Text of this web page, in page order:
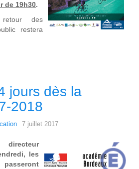
de 19h30.
des
restera
jours dès la
2018
7 juillet 2017
les
passeront